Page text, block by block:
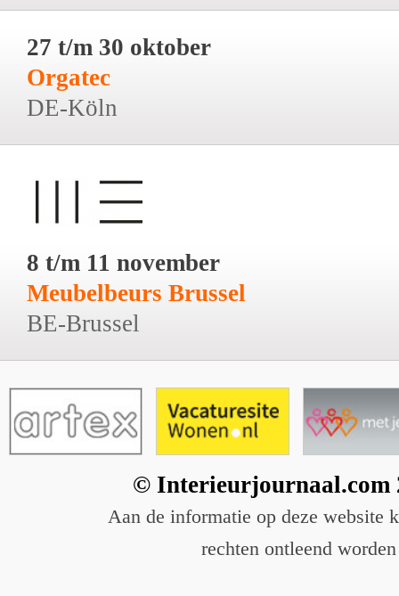
27 t/m 30 oktober
Orgatec
DE-Köln
8 t/m 11 november
Meubelbeurs Brussel
BE-Brussel
© Interieurjournaal.com
Aan de informatie op deze website
rechten ontleend worden